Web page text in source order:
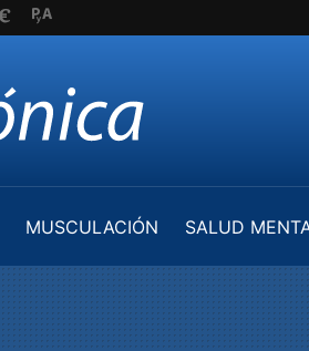
MUSCULACIÓN
SALUD